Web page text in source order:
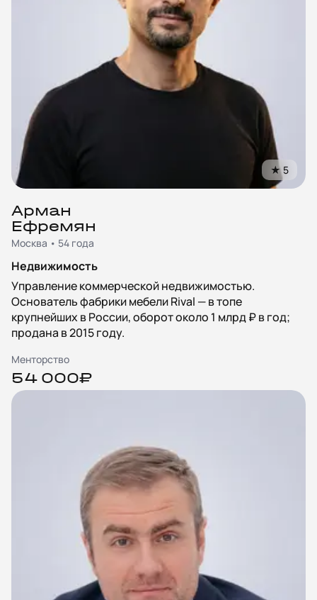
★5
Арман
Ефремян
Москва • 54 года
Недвижимость
Управление коммерческой недвижимостью.
Основатель фабрики мебели Rival — в топе
крупнейших в России, оборот около 1 млрд ₽ в год;
продана в 2015 году.
Менторство
54 000₽